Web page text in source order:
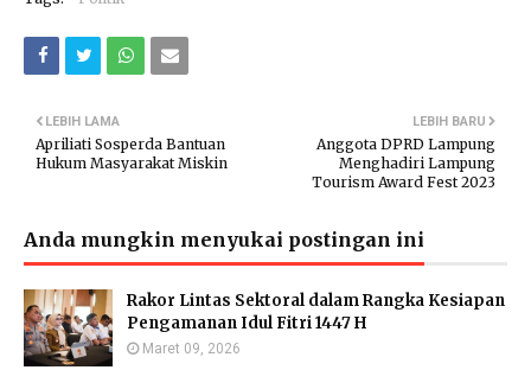
LEBIH BARU
Anggota DPRD Lampung
Menghadiri Lampung
Tourism Award Fest 2023
LEBIH LAMA
Apriliati Sosperda Bantuan
Hukum Masyarakat Miskin
Anda mungkin menyukai postingan ini
Rakor Lintas Sektoral dalam Rangka Kesiapan
Pengamanan Idul Fitri 1447 H
Maret 09, 2026